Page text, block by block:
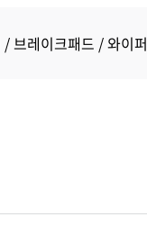
브레이크패드 와이퍼